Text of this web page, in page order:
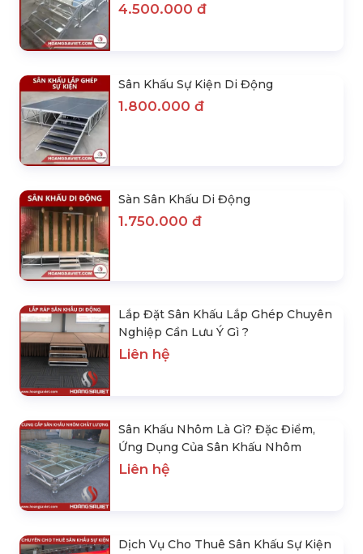
4.500.000 đ
Sân Khấu Sự Kiện Di Động
1.800.000 đ
Sàn Sân Khấu Di Động
1.750.000 đ
Lắp Đặt Sân Khấu Lắp Ghép Chuyên
Nghiệp Cần Lưu Ý Gì ?
Liên hệ
Sân Khấu Nhôm Là Gì? Đặc Điểm,
Ứng Dụng Của Sân Khấu Nhôm
Liên hệ
Dịch Vụ Cho Thuê Sân Khấu Sự Kiện